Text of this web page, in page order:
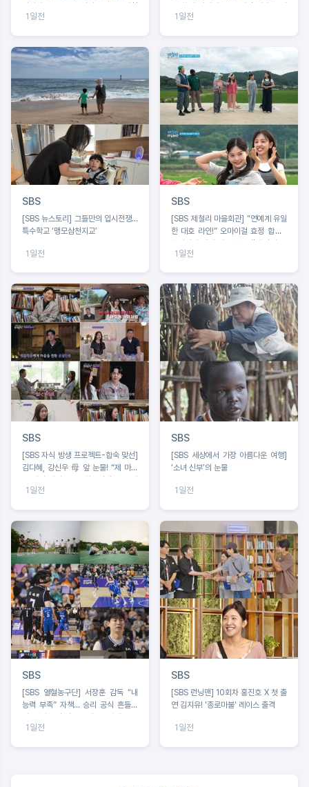
률 ‘교양, 예능’ 동시간대 1위!
1일전
우리 집을 노렸나
1일전
SBS
[SBS 뉴스토리] 그들만의 입시전쟁…
특수학교 ‘맹모삼천지교’
1일전
SBS
[SBS 제철리 마을회관] “연예계 유일
한 대호 라인!” 오마이걸 효정 합류 /
송가인의 짠내 나는 초등팬심 잡기 도
전1일전
SBS
[SBS 자식 방생 프로젝트-합숙 맞선]
김다혜, 강신우 母 앞 눈물! “제 마음
브라인 예측불가!
1일전
SBS
[SBS 세상에서 가장 아름다운 여행]
‘소녀 신부’의 눈물
1일전
SBS
[SBS 열혈농구단] 서장훈 감독 “내
능력 부족” 자책… 승리 공식 흔들리
1일전
SBS
[SBS 런닝맨] 10회차 홍진호 X 첫 출
연 김지유! '종로마불' 레이스 출격
1일전